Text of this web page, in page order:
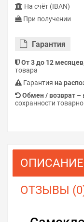
На счёт (IBAN)
При получении
Гарантия
От 3 до 12
товара
Гарантия на
Обмен / возврат –
сохранности
ОПИСАНИЕ
ОТЗЫВЫ